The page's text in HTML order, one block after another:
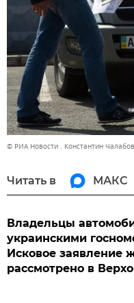
© РИА Новости . Константин Чалабов
Читать в МАКС
Владельцы
украинскими
Исковое заявление
рассмотрено в